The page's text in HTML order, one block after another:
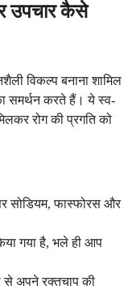
उपचार कैसे
विकल्प बनाना शामिल
समर्थन करते हैं। ये स्व-
रोग की प्रगति को
सोडियम, फास्फोरस और
गया है, भले ही आप
से अपने रक्तचाप की